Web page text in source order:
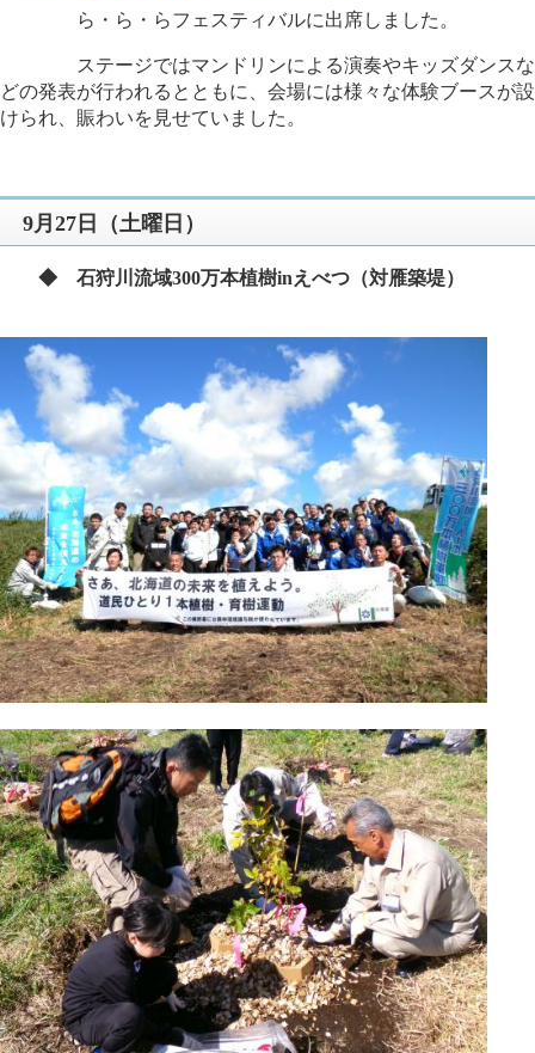
ら・ら・らフェスティバルに出席しました。
ステージではマンドリンによる演奏やキッズダンスな
どの発表が行われるとともに、会場には様々な体験ブースが設
けられ、賑わいを見せていました。
9月27日（土曜日）
◆ 石狩川流域300万本植樹inえべつ（対雁築堤）